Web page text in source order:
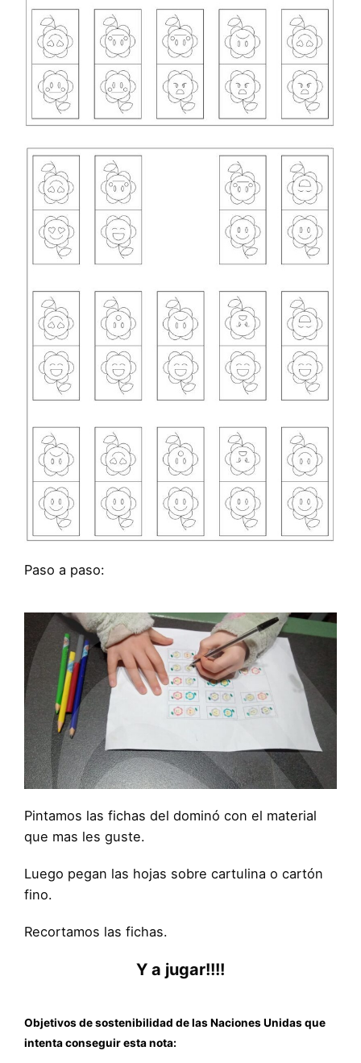
Paso a paso:
Pintamos las fichas del dominó con el material
que mas les guste.
Luego pegan las hojas sobre cartulina o cartón
fino.
Recortamos las fichas.
Y a jugar!!!!
Objetivos de sostenibilidad de las Naciones Unidas que
intenta conseguir esta nota: